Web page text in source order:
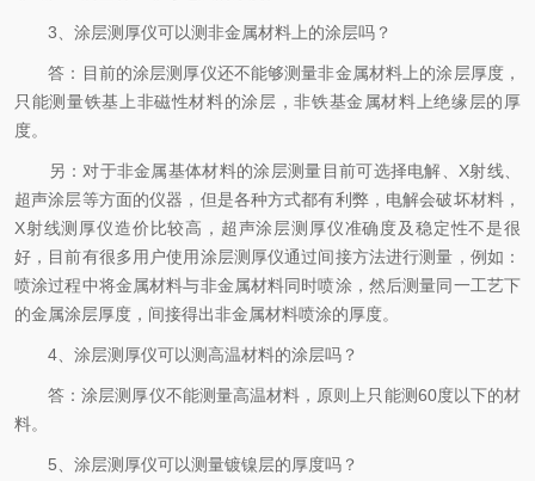
3、涂层测厚仪可以测非金属材料上的涂层吗？
答：目前的涂层测厚仪还不能够测量非金属材料上的涂层厚度，
只能测量铁基上非磁性材料的涂层，非铁基金属材料上绝缘层的厚
度。
另：对于非金属基体材料的涂层测量目前可选择电解、X射线、
超声涂层等方面的仪器，但是各种方式都有利弊，电解会破坏材料，
X射线测厚仪造价比较高，超声涂层测厚仪准确度及稳定性不是很
好，目前有很多用户使用涂层测厚仪通过间接方法进行测量，例如：
喷涂过程中将金属材料与非金属材料同时喷涂，然后测量同一工艺下
的金属涂层厚度，间接得出非金属材料喷涂的厚度。
4、涂层测厚仪可以测高温材料的涂层吗？
答：涂层测厚仪不能测量高温材料，原则上只能测60度以下的材
料。
5、涂层测厚仪可以测量镀镍层的厚度吗？